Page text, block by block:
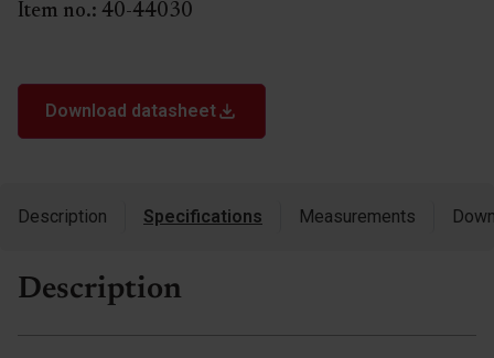
Item no.: 40-44030
Download datasheet
Description Specifications Measurements
Description